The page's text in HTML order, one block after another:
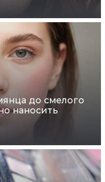
до смелого
наносить